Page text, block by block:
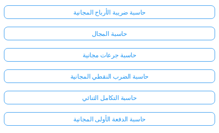
حاسبة ضريبة الأرباح المجانية
حاسبة المجال
حاسبة جرعات مجانية
حاسبة الضرب النقطي المجانية
حاسبة التكامل الثنائي
حاسبة الدفعة الأولى المجانية